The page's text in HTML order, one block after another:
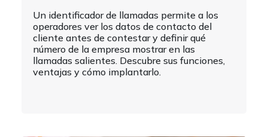
Un identificador de llamadas permite a los
operadores ver los datos de contacto del
cliente antes de contestar y definir qué
número de la empresa mostrar en las
llamadas salientes. Descubre sus funciones,
ventajas y cómo implantarlo.